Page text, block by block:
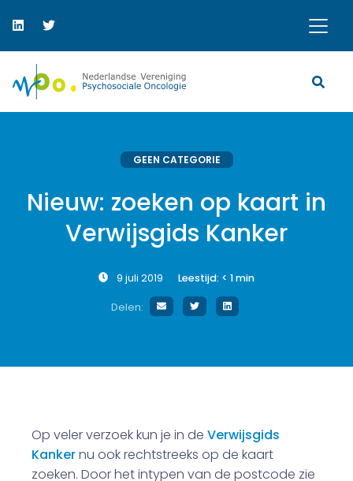
GEEN CATEGORIE
Nieuw: zoeken op kaart in
Verwijsgids Kanker
9 juli 2019 Leestijd: < 1min
Delen:
Op veler verzoek kun je in de Verwijsgids
Kankernu ook rechtstreeks op de kaart
zoeken. Door het intypen van de postcode zie